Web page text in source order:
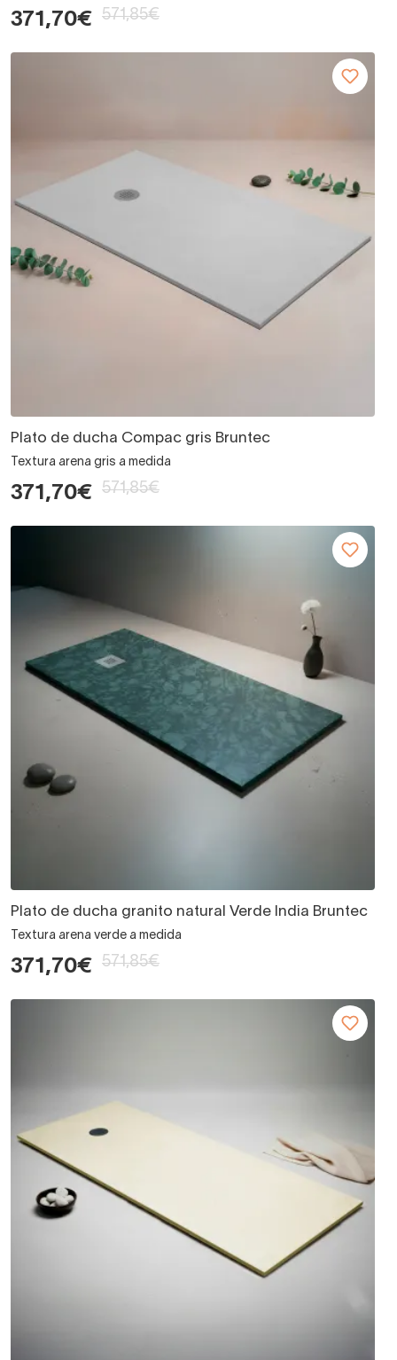
371,70€ 571,85€
Plato de ducha Compac gris Bruntec
Textura arena gris a medida
371,70€ 571,85€
Plato de ducha granito natural Verde India Bruntec
Textura arena verde a medida
371,70€ 571,85€